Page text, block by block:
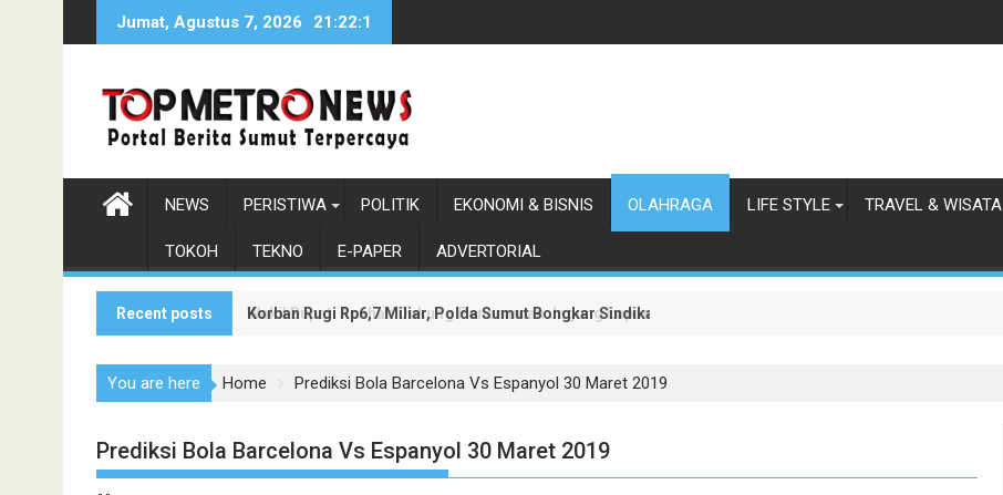
Jumat, Agustus 7, 2026 21:22:2
NEWS PERISTIWA POLITIK EKONOMI & BISNIS OLAHRAGA LIFE STYLE TRAVEL & WISATA
TOKOH TEKNO E-PAPER ADVERTORIAL
Recent posts Korban Rugi Rp6,7 Miliar, Polda Sumut Bongkar Sindikat Scamming Internasional di Apartemen Medan
Wakil Bupati Asahan Dukung Penanaman Jagung Lapas Labuhan Ruku
You are here Home Prediksi Bola Barcelona Vs Espanyol 30 Maret 2019
Prediksi Bola Barcelona Vs Espanyol 30 Maret 2019